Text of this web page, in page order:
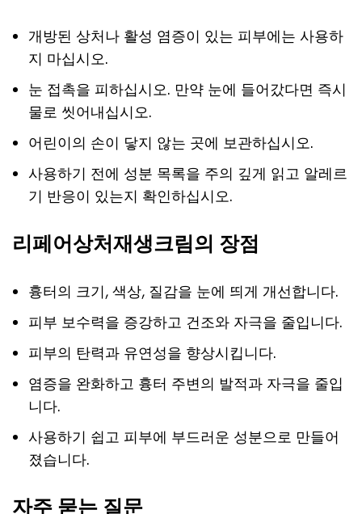
개방된 상처나 활성 염증이 있는 피부에는 사용하
지 마십시오.
눈 접촉을 피하십시오. 만약 눈에 들어갔다면 즉시
물로 씻어내십시오.
어린이의 손이 닿지 않는 곳에 보관하십시오.
사용하기 전에 성분 목록을 주의 깊게 읽고 알레르
기 반응이 있는지 확인하십시오.
리페어상처재생크림의 장점
흉터의 크기, 색상, 질감을 눈에 띄게 개선합니다.
피부 보수력을 증강하고 건조와 자극을 줄입니다.
피부의 탄력과 유연성을 향상시킵니다.
염증을 완화하고 흉터 주변의 발적과 자극을 줄입
니다.
사용하기 쉽고 피부에 부드러운 성분으로 만들어
졌습니다.
자주 묻는 질문